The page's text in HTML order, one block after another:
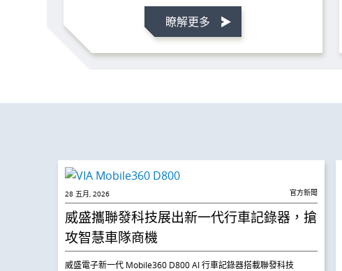
瞭解更多
28 五月, 2026 官方新聞
威盛攜聯發科技展出新一代行車記錄器，搶
攻智慧車隊商機
威盛電子新一代 Mobile360 D800 AI 行車記錄器搭載聯發科技